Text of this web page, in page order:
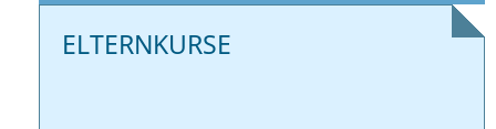
ELTERNKURSE